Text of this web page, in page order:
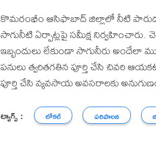
కొమరంభీం ఆసిఫాబాద్ జిల్లాలో నీటి
సాగునీటి ఏర్పాట్లపై సమీక్ష నిర్వహించారు.
ఇబ్బందులు లేకుండా సాగునీరు అందేలా
పనులు త్వరితగతిన పూర్తి చేసి చివరి
పూర్తి చేసి వ్యవసాయ అవసరాలకు
ట్యాగ్స్ : లోకల్ పరిపాలన